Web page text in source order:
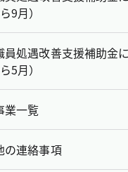
9月）
員処遇改善支援補助金
5月）
業一覧
の連絡事項